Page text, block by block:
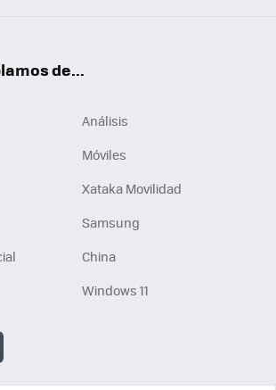
de...
Análisis
Móviles
Xataka Movilidad
Samsung
China
Windows 11